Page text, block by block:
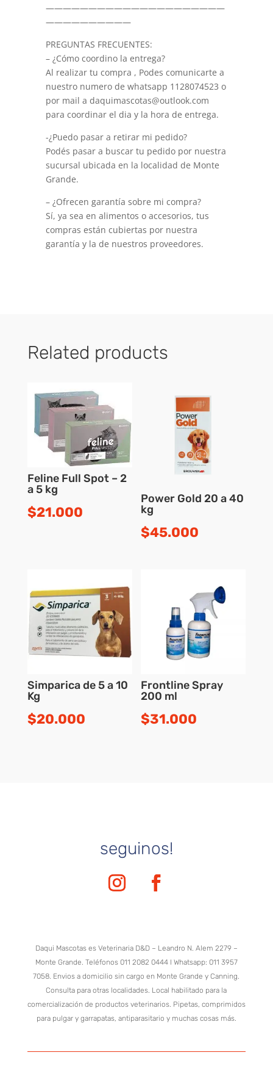
—————————————————————
——————————
PREGUNTAS FRECUENTES:
– ¿Cómo coordino la entrega?
Al realizar tu compra , Podes comunicarte a
nuestro numero de whatsapp 1128074523 o
por mail a daquimascotas@outlook.com
para coordinar el dia y la hora de entrega.
-¿Puedo pasar a retirar mi pedido?
Podés pasar a buscar tu pedido por nuestra
sucursal ubicada en la localidad de Monte
Grande.
– ¿Ofrecen garantía sobre mi compra?
Sí, ya sea en alimentos o accesorios, tus
compras están cubiertas por nuestra
garantía y la de nuestros proveedores.
Related products
Feline Full Spot – 2
a 5 kg
$21.000
Power Gold 20 a 40
kg
$45.000
Simparica de 5 a 10
Kg
$20.000
Frontline Spray
200 ml
$31.000
seguinos!
Daqui Mascotas es Veterinaria D&D – Leandro N. Alem 2279 –
Monte Grande. Teléfonos 011 2082 0444 I Whatsapp: 011 3957
7058. Envios a domicilio sin cargo en Monte Grande y Canning.
Consulta para otras localidades. Local habilitado para la
comercialización de productos veterinarios. Pipetas, comprimidos
para pulgar y garrapatas, antiparasitario y muchas cosas más.